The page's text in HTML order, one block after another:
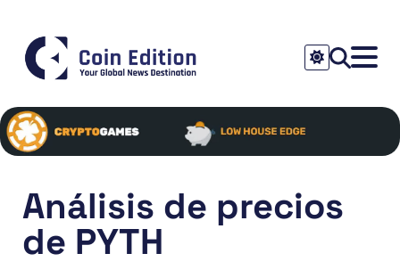
Análisis de precios
de PYTH